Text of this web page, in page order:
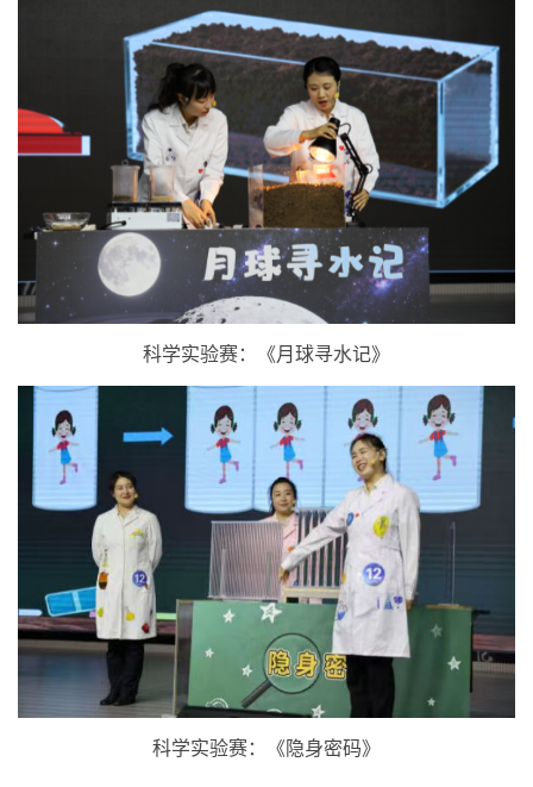
科学实验赛：《月球寻水记》
科学实验赛：《隐身密码》